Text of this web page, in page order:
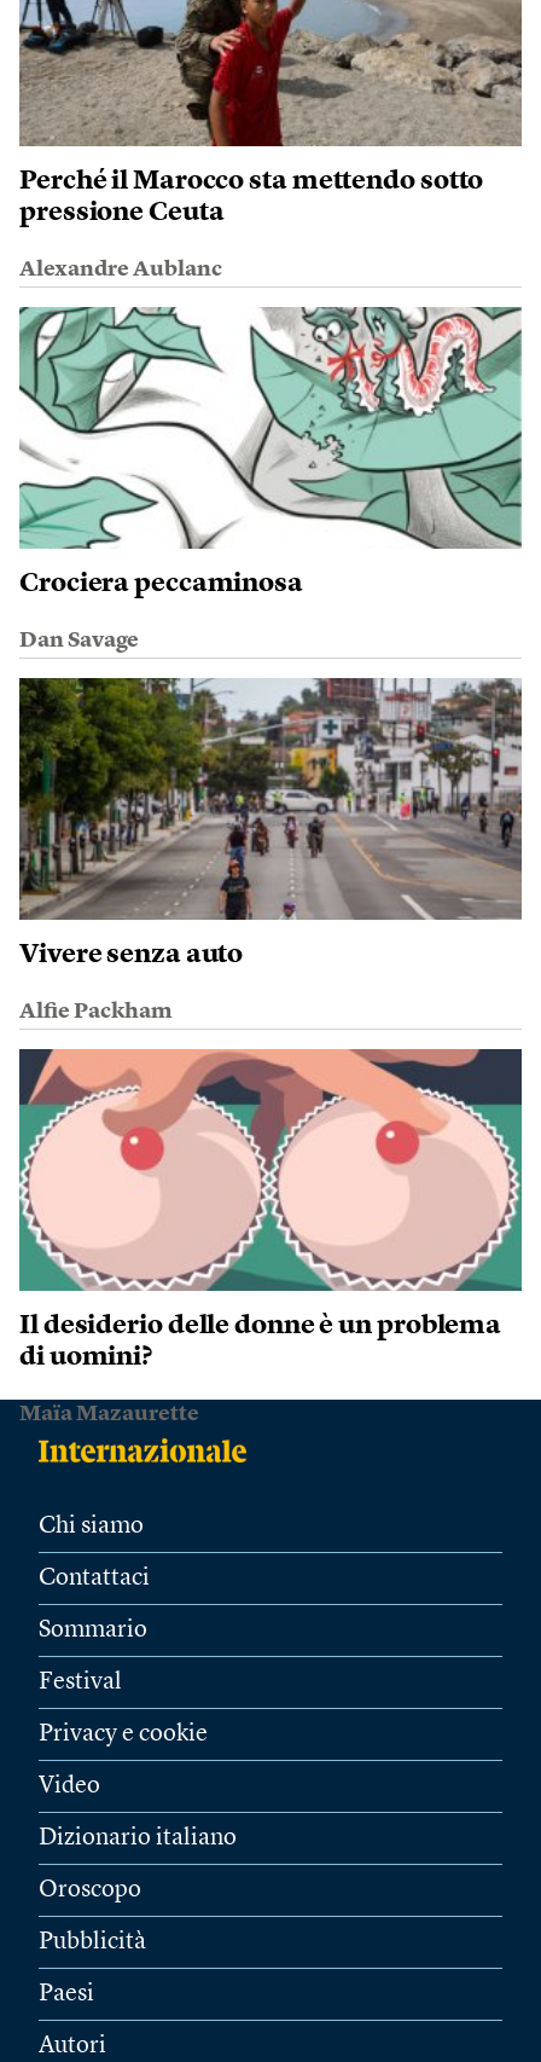
Perché il Marocco sta mettendo sotto
pressione Ceuta
Alexandre Aublanc
Crociera peccaminosa
Dan Savage
Vivere senza auto
Alfie Packham
Il desiderio delle donne è un problema
di uomini?
Maïa Mazaurette
Chi siamo
Contattaci
Sommario
Festival
Privacy e cookie
Video
Dizionario italiano
Oroscopo
Pubblicità
Paesi
Autori